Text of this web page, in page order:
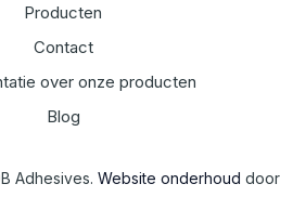
Producten
Contact
over onze producten
Blog
Adhesives. Website onderhoud door